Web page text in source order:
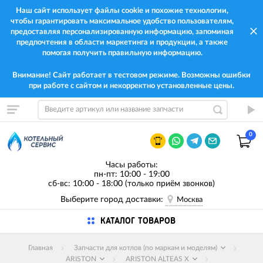
Наш сайт использует файлы cookie и похожие технологии,
чтобы гарантировать максимальное удобство пользователям,
предоставляя персонализированную информацию, запоминая
предпочтения в области маркетинга и продукции, а также
помогая получить правильную информацию.
Внимание! Сайт работает в тестовом режиме. Возможны ошибки
при работе с сайтом и некорректно установленные цены.
0
Часы работы:
пн-пт: 10:00 - 19:00
сб-вс: 10:00 - 18:00 (только приём звонков)
Выберите город доставки:
Москва
КАТАЛОГ ТОВАРОВ
Главная
Запчасти для котлов (по маркам и моделям)
ARISTON
ARISTON ALTEAS X